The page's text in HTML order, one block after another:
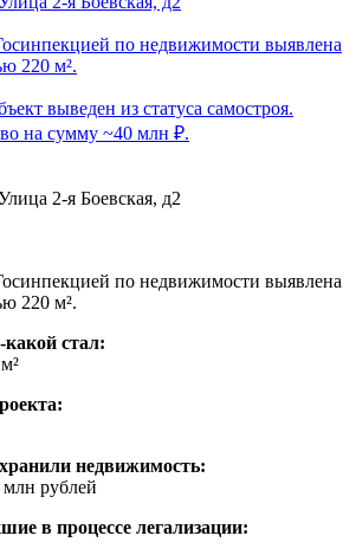
по недвижимости выявлена
220 м².
выведен из статуса самостроя.
на сумму ~40 млн ₽.
2-я Боевская, д2
по недвижимости выявлена
220 м².
стал:
недвижимость:
рублей
в процессе легализации: